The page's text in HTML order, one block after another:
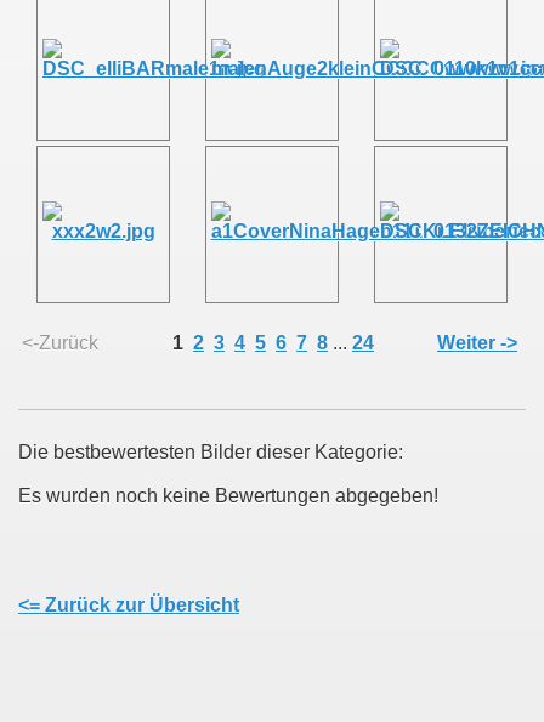
<-Zurück 1 2 3 4 5 6 7 8 ... 24 Weiter ->
Die bestbewertesten Bilder dieser Kategorie:
Es wurden noch keine Bewertungen abgegeben!
<= Zurück zur Übersicht